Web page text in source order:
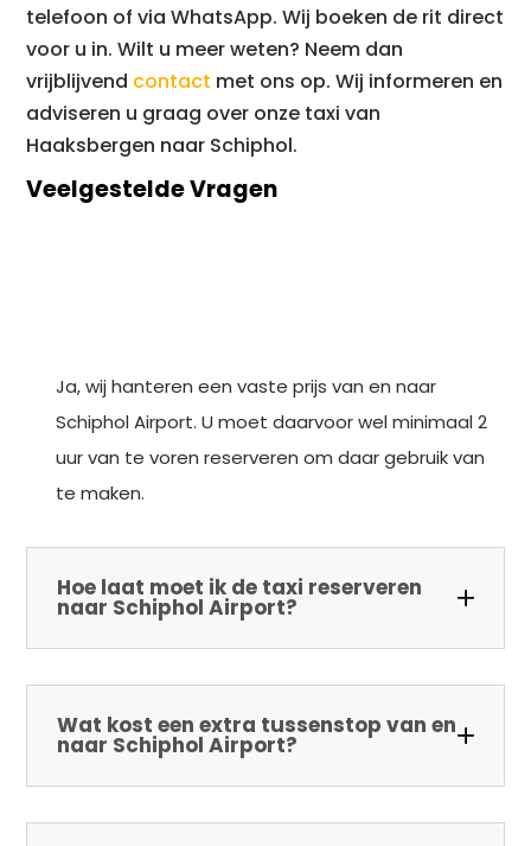
telefoon of via WhatsApp. Wij boeken de rit direct
voor u in. Wilt u meer weten? Neem dan
vrijblijvend contact met ons op. Wij informeren en
adviseren u graag over onze taxi van
Haaksbergen naar Schiphol.
Veelgestelde Vragen
Ja, wij hanteren een vaste prijs van en naar
Schiphol Airport. U moet daarvoor wel minimaal 2
uur van te voren reserveren om daar gebruik van
te maken.
Hoe laat moet ik de taxi reserveren
naar Schiphol Airport?
Wat kost een extra tussenstop van en
naar Schiphol Airport?